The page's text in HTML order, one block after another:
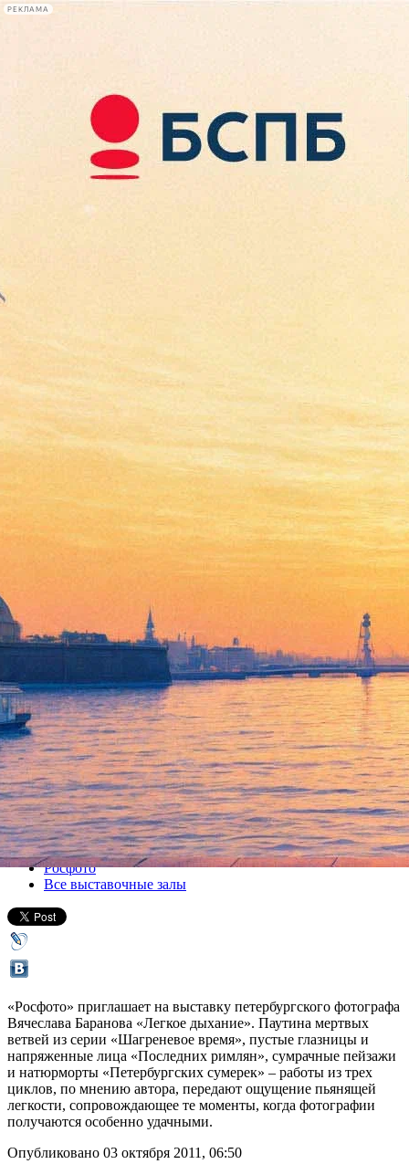
РЕКЛАМА
Сегодня:
2026.08.07
15:37
Афиша Plus
Легкое дыхание
07 октября 2011, пятница-08 ноября 2011, вторник
Версия для печати
Все выставки
Росфото
Все выставочные залы
«Росфото» приглашает на выставку петербургского фотографа
Вячеслава Баранова «Легкое дыхание». Паутина мертвых
ветвей из серии «Шагреневое время», пустые глазницы и
напряженные лица «Последних римлян», сумрачные пейзажи
и натюрморты «Петербургских сумерек» – работы из трех
циклов, по мнению автора, передают ощущение пьянящей
легкости, сопровождающее те моменты, когда фотографии
получаются особенно удачными.
Опубликовано 03 октября 2011, 06:50